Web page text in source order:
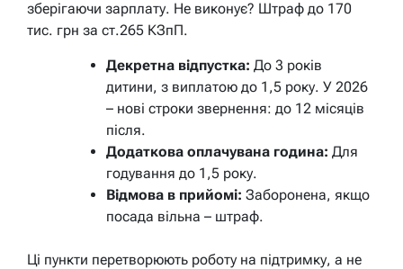
зберігаючи зарплату. Не виконує? Штраф до 170
тис. грн за ст.265 КЗпП.
Декретна відпустка: До 3 років
дитини, з виплатою до 1,5 року. У 2026
– нові строки звернення: до 12 місяців
після.
Додаткова оплачувана година: Для
годування до 1,5 року.
Відмова в прийомі: Заборонена, якщо
посада вільна – штраф.
Ці пункти перетворюють роботу на підтримку, а не